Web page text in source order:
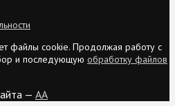
файлы cookie. Продолжая работу с
и последующую обработку файлов
— AA